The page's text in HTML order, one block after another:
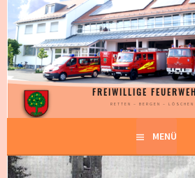
Springe
zum
Inhalt
FREIWILLIGE
RETTEN – BERGEN –
MENÜ